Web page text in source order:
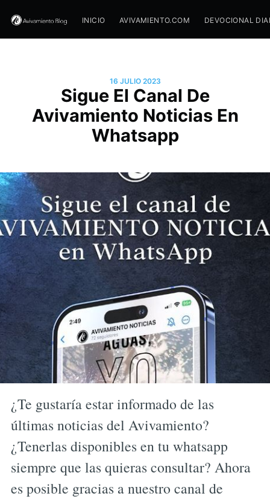
INICIO AVIVAMIENTO.COM DEVOCIONAL
16 JULIO 2023
Sigue El Canal De
Avivamiento Noticias En
Whatsapp
¿Te gustaría estar informado de las
últimas noticias del Avivamiento?
¿Tenerlas disponibles en tu whatsapp
siempre que las quieras consultar? Ahora
es posible gracias a nuestro canal de